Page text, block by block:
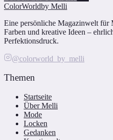
ColorWorldby Melli
Eine persönliche Magazinwelt für
Farben und kreative Ideen –
Perfektionsdruck.
@colorworld_by_melli
Themen
Startseite
Über Melli
Mode
Locken
Gedanken